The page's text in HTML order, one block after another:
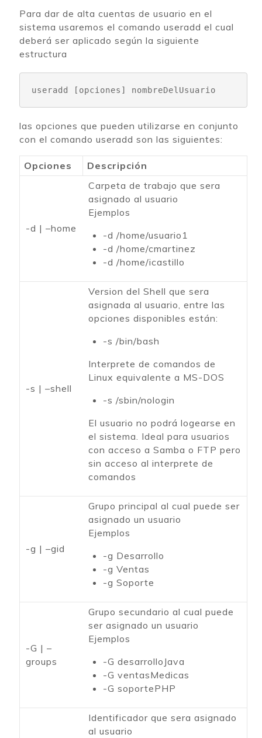
Para dar de alta cuentas de usuario en el
sistema usaremos el comando useradd el cual
deberá ser aplicado según la siguiente
estructura
useradd [opciones] nombreDelUsuario
las opciones que pueden utilizarse en conjunto
con el comando useradd son las siguientes:
Opciones Descripción
-d | –home
Carpeta de trabajo que sera
asignado al usuario
Ejemplos
-d /home/usuario1
-d /home/cmartinez
-d /home/icastillo
-s | –shell
Version del Shell que sera
asignada al usuario, entre las
opciones disponibles están:
-s /bin/bash
Interprete de comandos de
Linux equivalente a MS-DOS
-s /sbin/nologin
El usuario no podrá logearse en
el sistema. Ideal para usuarios
con acceso a Samba o FTP pero
sin acceso al interprete de
comandos
-g | –gid
Grupo principal al cual puede ser
asignado un usuario
Ejemplos
-g Desarrollo
-g Ventas
-g Soporte
-G | –
groups
Grupo secundario al cual puede
ser asignado un usuario
Ejemplos
-G desarrolloJava
-G ventasMedicas
-G soportePHP
Identificador que sera asignado
al usuario